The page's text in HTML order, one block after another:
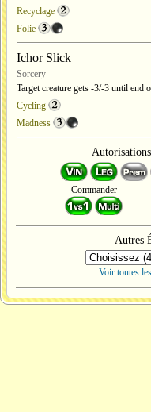
Recyclage
Folie
Ichor Slick
Sorcery
Target creature gets -3/-3 until end
Cycling
Madness
Commander
Autres
Voir toutes